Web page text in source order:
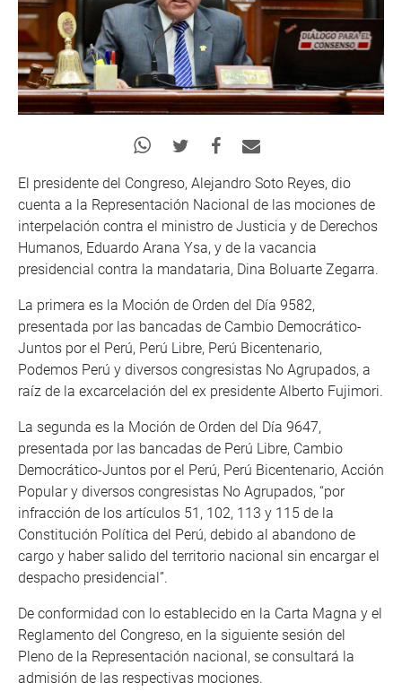
El presidente del Congreso, Alejandro Soto Reyes, dio
cuenta a la Representación Nacional de las mociones de
interpelación contra el ministro de Justicia y de Derechos
Humanos, Eduardo Arana Ysa, y de la vacancia
presidencial contra la mandataria, Dina Boluarte Zegarra.
La primera es la Moción de Orden del Día 9582,
presentada por las bancadas de Cambio Democrático-
Juntos por el Perú, Perú Libre, Perú Bicentenario,
Podemos Perú y diversos congresistas No Agrupados, a
raíz de la excarcelación del ex presidente Alberto Fujimori.
La segunda es la Moción de Orden del Día 9647,
presentada por las bancadas de Perú Libre, Cambio
Democrático-Juntos por el Perú, Perú Bicentenario, Acción
Popular y diversos congresistas No Agrupados, “por
infracción de los artículos 51, 102, 113 y 115 de la
Constitución Política del Perú, debido al abandono de
cargo y haber salido del territorio nacional sin encargar el
despacho presidencial”.
De conformidad con lo establecido en la Carta Magna y el
Reglamento del Congreso, en la siguiente sesión del
Pleno de la Representación nacional, se consultará la
admisión de las respectivas mociones.